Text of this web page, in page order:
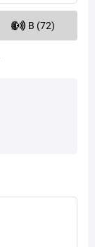
B (72)